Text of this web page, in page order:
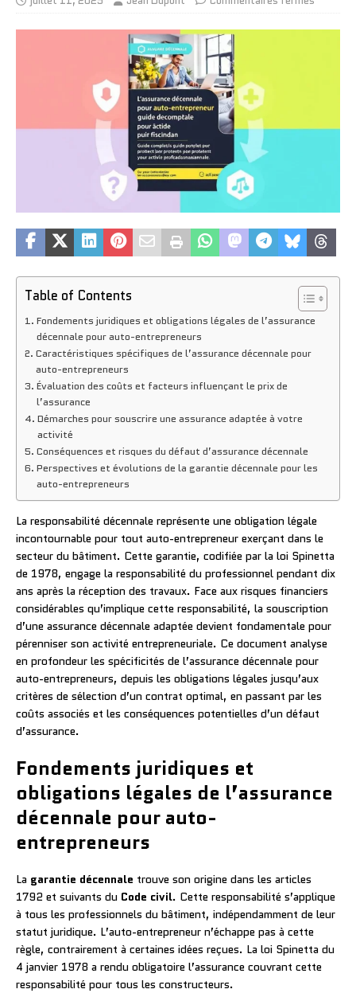
Table of Contents
Fondements juridiques et obligations légales de l’assurance
décennale pour auto-entrepreneurs
Caractéristiques spécifiques de l’assurance décennale pour
auto-entrepreneurs
Évaluation des coûts et facteurs influençant le prix de
l’assurance
Démarches pour souscrire une assurance adaptée à votre
activité
Conséquences et risques du défaut d’assurance décennale
Perspectives et évolutions de la garantie décennale pour les
auto-entrepreneurs
La responsabilité décennale représente une obligation légale
incontournable pour tout auto-entrepreneur exerçant dans le
secteur du bâtiment. Cette garantie, codifiée par la loi Spinetta
de 1978, engage la responsabilité du professionnel pendant dix
ans après la réception des travaux. Face aux risques financiers
considérables qu’implique cette responsabilité, la souscription
d’une assurance décennale adaptée devient fondamentale pour
pérenniser son activité entrepreneuriale. Ce document analyse
en profondeur les spécificités de l’assurance décennale pour
auto-entrepreneurs, depuis les obligations légales jusqu’aux
critères de sélection d’un contrat optimal, en passant par les
coûts associés et les conséquences potentielles d’un défaut
d’assurance.
Fondements juridiques et
obligations légales de l’assurance
décennale pour auto-
entrepreneurs
La garantie décennale trouve son origine dans les articles
1792 et suivants du Code civil. Cette responsabilité s’applique
à tous les professionnels du bâtiment, indépendamment de leur
statut juridique. L’auto-entrepreneur n’échappe pas à cette
règle, contrairement à certaines idées reçues. La loi Spinetta du
4 janvier 1978 a rendu obligatoire l’assurance couvrant cette
responsabilité pour tous les constructeurs.